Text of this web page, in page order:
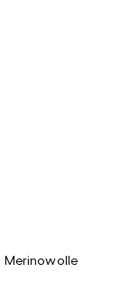
Merinowolle